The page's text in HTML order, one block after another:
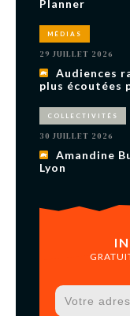
Planner
MÉDIAS
29 JUILLET 2026
Audiences
plus écoutées
COLLECTIVITÉS
30 JUILLET 2026
Amandine
Lyon